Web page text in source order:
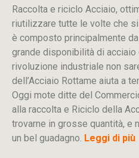
Raccolta e riciclo Acciaio,
riutilizzare tutte le volte che
è composto principalmente
grande disponibilità di
rivoluzione industriale non
dell’Acciaio Rottame aiuta a
Oggi mote ditte del
alla raccolta e Riciclo della
trovarne in grosse quantità,
un bel guadagno. Leggi di più